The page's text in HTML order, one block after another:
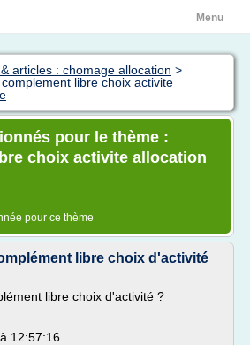
Menu
articles : chomage allocation >
complement libre choix activite
pour le thème :
choix activite allocation
pour ce thème
libre choix d'activité
libre choix d'activité ?
12:57:16